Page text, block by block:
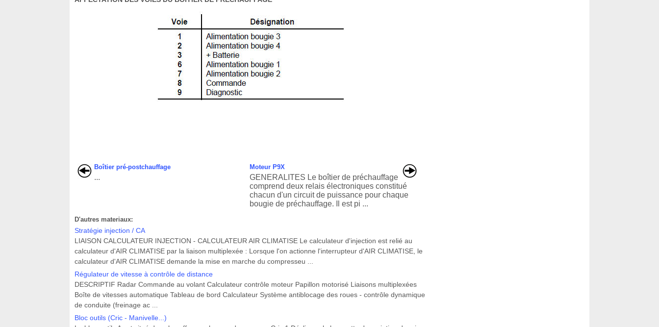
Boîtier pré-postchauffage
...
Moteur P9X
GENERALITES Le boîtier de préchauffage
comprend deux relais électroniques constitué
chacun d'un circuit de puissance pour chaque
bougie de préchauffage. Il est pi ...
D'autres materiaux:
Stratégie injection / CA
LIAISON CALCULATEUR INJECTION - CALCULATEUR AIR CLIMATISE Le calculateur d'injection est relié au
calculateur d'AIR CLIMATISE par la liaison multiplexée : Lorsque l'on actionne l'interrupteur d'AIR CLIMATISE, le
calculateur d'AIR CLIMATISE demande la mise en marche du compresseu ...
Régulateur de vitesse à contrôle de distance
DESCRIPTIF Radar Commande au volant Calculateur contrôle moteur Papillon motorisé Liaisons multiplexées
Boîte de vitesses automatique Tableau de bord Calculateur Système antiblocage des roues - contrôle dynamique
de conduite (freinage ac ...
Bloc outils (Cric - Manivelle...)